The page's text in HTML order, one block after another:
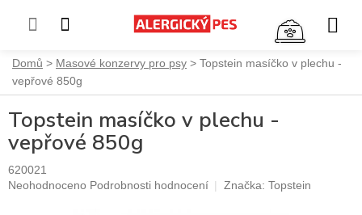
Přejít
obsah
Domů Masové konzervy pro psy
Topstein masíčko v plechu -
vepřové 850g
Topstein masíčko v plechu -
vepřové 850g
620021
Průměrné
Neohodnoceno Podrobnosti hodnocení Značka: Topstein